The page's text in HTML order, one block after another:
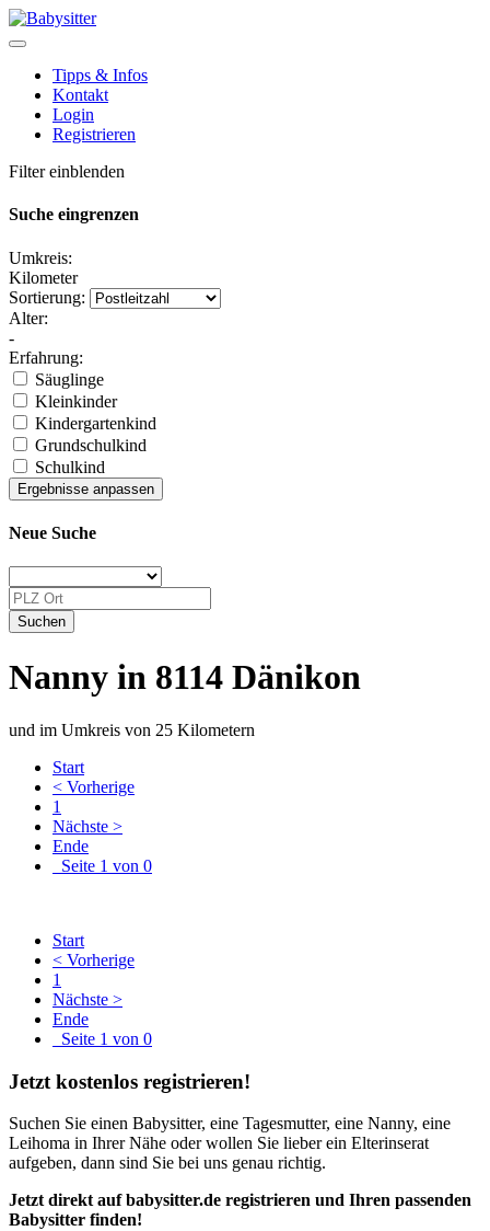
Tipps & Infos
Kontakt
Login
Registrieren
Filter einblenden
Suche eingrenzen
Umkreis:
Kilometer
Sortierung:
Alter:
-
Erfahrung:
Säuglinge
Kleinkinder
Kindergartenkind
Grundschulkind
Schulkind
Neue Suche
Nanny in 8114 Dänikon
und im Umkreis von 25 Kilometern
Start
< Vorherige
1
Nächste >
Ende
Seite 1 von 0
Start
< Vorherige
1
Nächste >
Ende
Seite 1 von 0
Jetzt kostenlos registrieren!
Suchen Sie einen Babysitter, eine Tagesmutter, eine Nanny, eine
Leihoma in Ihrer Nähe oder wollen Sie lieber ein Elterinserat
aufgeben, dann sind Sie bei uns genau richtig.
Jetzt direkt auf babysitter.de registrieren und Ihren passenden
Babysitter finden!